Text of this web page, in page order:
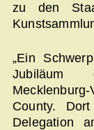
zu den
„Ein
Jubiläum
County.
Delegation